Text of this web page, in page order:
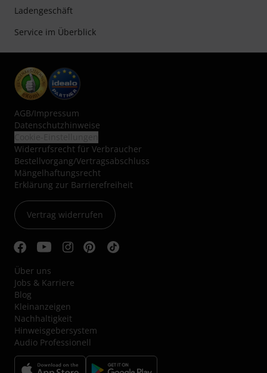
Ladengeschäft
Service im Überblick
AGB/Impressum
Datenschutzhinweise
Widerrufsrecht für Verbraucher
Bestellvorgang/Vertragsabschluss
Mängelhaftungsrecht
Erklärung zur Barrierefreiheit
Vertrag widerrufen
Über uns
Jobs & Karriere
Blog
Kleinanzeigen
Nachhaltigkeit
Hinweisgebersystem
Audio Professionell